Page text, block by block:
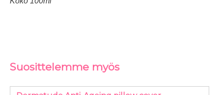
Suosittelemme myös